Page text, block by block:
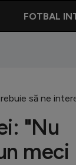
FOTBAL
să ne
"Nu
meci